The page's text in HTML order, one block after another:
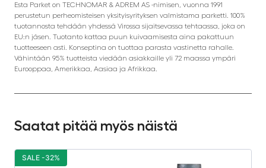
Esta Parket on TECHNOMAR & ADREM AS -nimisen, vuonna 1991
perustetun perheomisteisen yksityisyrityksen valmistama parketti. 100%
tuotannosta tehdään yhdessä Virossa sijaitsevassa tehtaassa, joka on
EU:n jäsen. Tuotanto kattaa puun kuivaamisesta aina pakattuun
tuotteeseen asti. Konseptina on tuottaa parasta vastinetta rahalle.
Vähintään 95% tuotteista viedään asiakkaille yli 72 maassa ympäri
Eurooppaa, Amerikkaa, Aasiaa ja Afrikkaa.
Saatat pitää myös näistä
SALE -32%